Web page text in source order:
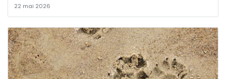
22 mai 2026